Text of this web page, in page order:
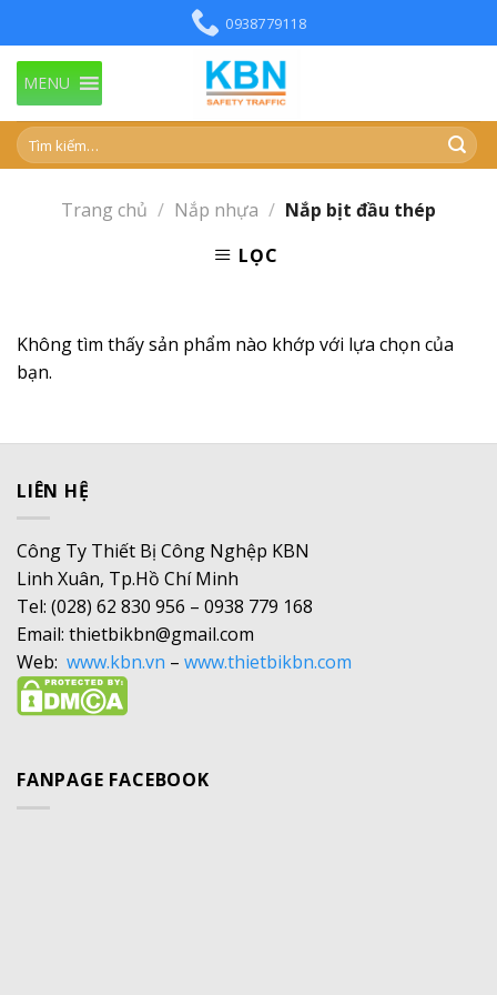
to
content
0938779118
MENU
Trang chủ / Nắp nhựa / Nắp bịt đầu thép
LỌC
Không tìm thấy sản phẩm nào khớp với lựa chọn của
bạn.
LIÊN HỆ
Công Ty Thiết Bị Công Nghệp KBN
Linh Xuân, Tp.Hồ Chí Minh
Tel: (028) 62 830 956 – 0938 779 168
Email: thietbikbn@gmail.com
Web: www.kbn.vn – www.thietbikbn.com
FANPAGE FACEBOOK